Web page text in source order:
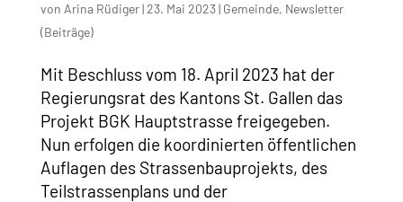
von Arina Rüdiger|23. Mai 2023| Gemeinde, Newsletter
(Beiträge)
Mit Beschluss vom 18. April 2023 hat der
Regierungsrat des Kantons St. Gallen das
Projekt BGK Hauptstrasse freigegeben.
Nun erfolgen die koordinierten öffentlichen
Auflagen des Strassenbauprojekts, des
Teilstrassenplans und der